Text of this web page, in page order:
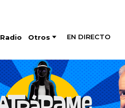
Radio Otros EN DIRECTO